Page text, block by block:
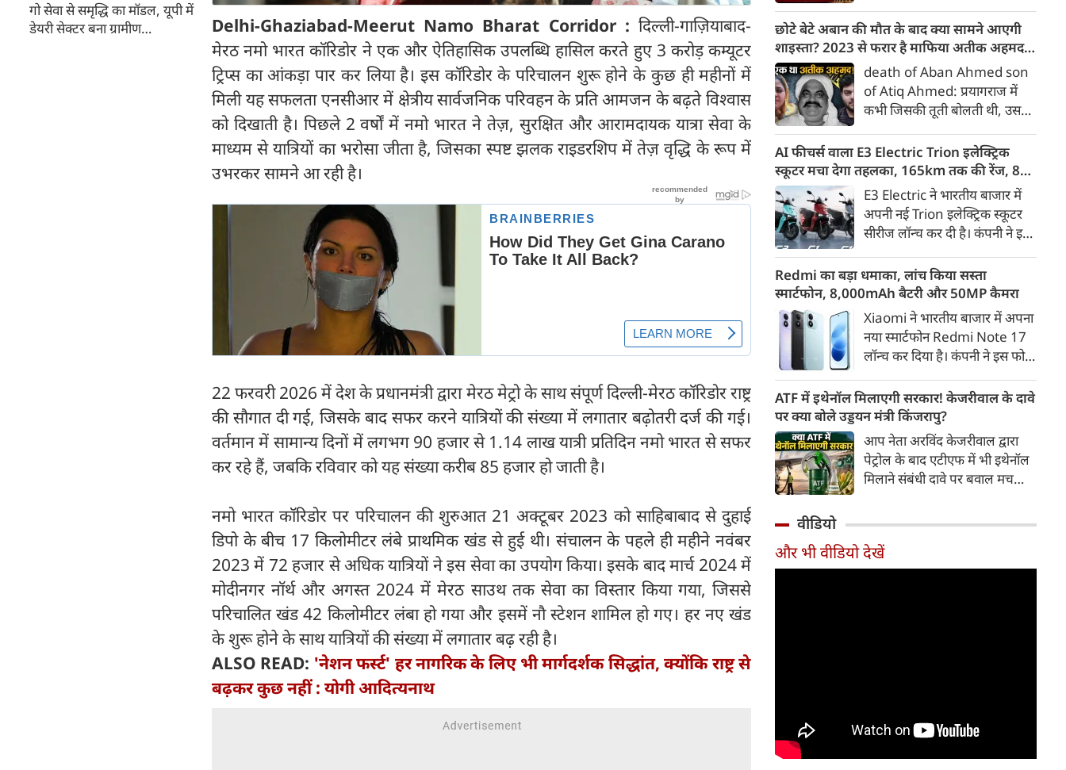
गो सेवा से समृद्धि का मॉडल, यूपी में
डेयरी सेक्टर बना ग्रामीण
Delhi-Ghaziabad-Meerut Namo Bharat Corridor : दिल्ली-गाज़ियाबाद-
मेरठ नमो भारत कॉरिडोर ने एक और ऐतिहासिक उपलब्धि हासिल करते हुए 3 करोड़ कम्यूटर
ट्रिप्स का आंकड़ा पार कर लिया है। इस कॉरिडोर के परिचालन शुरू होने के कुछ ही महीनों में
मिली यह सफलता एनसीआर में क्षेत्रीय सार्वजनिक परिवहन के प्रति आमजन के बढ़ते विश्वास
को दिखाती है। पिछले 2 वर्षों में नमो भारत ने तेज़, सुरक्षित और आरामदायक यात्रा सेवा के
माध्यम से यात्रियों का भरोसा जीता है, जिसका स्पष्ट झलक राइडरशिप में तेज़ वृद्धि के रूप में
उभरकर सामने आ रही है।
22 फरवरी 2026 में देश के प्रधानमंत्री द्वारा मेरठ मेट्रो के साथ संपूर्ण दिल्ली-मेरठ कॉरिडोर राष्ट्र
की सौगात दी गई, जिसके बाद सफर करने यात्रियों की संख्या में लगातार बढ़ोतरी दर्ज की गई।
वर्तमान में सामान्य दिनों में लगभग 90 हजार से 1.14 लाख यात्री प्रतिदिन नमो भारत से सफर
कर रहे हैं, जबकि रविवार को यह संख्या करीब 85 हजार हो जाती है।
नमो भारत कॉरिडोर पर परिचालन की शुरुआत 21 अक्टूबर 2023 को साहिबाबाद से दुहाई
डिपो के बीच 17 किलोमीटर लंबे प्राथमिक खंड से हुई थी। संचालन के पहले ही महीने नवंबर
2023 में 72 हजार से अधिक यात्रियों ने इस सेवा का उपयोग किया। इसके बाद मार्च 2024 में
मोदीनगर नॉर्थ और अगस्त 2024 में मेरठ साउथ तक सेवा का विस्तार किया गया, जिससे
परिचालित खंड 42 किलोमीटर लंबा हो गया और इसमें नौ स्टेशन शामिल हो गए। हर नए खंड
के शुरू होने के साथ यात्रियों की संख्या में लगातार बढ़ रही है।
ALSO READ: 'नेशन फर्स्ट' हर नागरिक के लिए भी मार्गदर्शक सिद्धांत, क्योंकि राष्ट्र से
बढ़कर कुछ नहीं : योगी आदित्यनाथ
किया है। सरकार ने AI से तैयार कंटेंट
पर स्पष्ट लेबल और पहचान योग्य
मेटाडेटा उपलब्ध कराना अनिवार्य
किया है। साथ ही, सरकारी या
न्यायालय के आदेश के आधार पर
गैरकानूनी जानकारी हटाने की
समयसीमा 36 घंटे से घटाकर 3 घंटे
कर दी गई है।
छोटे बेटे अबान की मौत के बाद क्या सामने आएगी
शाइस्ता? 2023 से फरार है माफिया अतीक अहमद
की पत्नी
death of Aban Ahmed son
of Atiq Ahmed: प्रयागराज में
कभी जिसकी तूती बोलती थी, उस
अहमद के कुनबे पर कानून और
किस्मत की दोहरी मार पड़ रही है।
जिस झांसी जिले में अप्रैल 2023 में
अतीक के एनकाउंटर में मारे गए बेटे
असद की सांसें थमी थीं, उसी झांसी में
अब उसके छोटे बेटे अबान की भीषण
सड़क दुर्घटना में जान चली गई है।
AI फीचर्स वाला E3 Electric Trion इलेक्ट्रिक
स्कूटर मचा देगा तहलका, 165km तक की रेंज, 8
साल की बैटरी वारंटी, कीमत जानेंगे तो हो जाएंगे
हैरान
E3 Electric ने भारतीय बाजार में
अपनी नई Trion इलेक्ट्रिक स्कूटर
सीरीज लॉन्च कर दी है। कंपनी ने इसे
पेश किया है। Trion की शुरुआती
कीमत 99,999 रुपए (एक्स-शोरूम,
बेंगलुरु) रखी गई है। फिलहाल इसकी
बुकिंग बेंगलुरु के ग्राहकों के लिए
कंपनी की आधिकारिक वेबसाइट के
जरिए शुरू की गई है। आने वाले समय
में इसे दूसरे शहरों में भी उपलब्ध
कराया जाएगा।
Redmi का बड़ा धमाका, लांच किया सस्ता
स्मार्टफोन, 8,000mAh बैटरी और 50MP कैमरा
Xiaomi ने भारतीय बाजार में अपना
नया स्मार्टफोन Redmi Note 17
लॉन्च कर दिया है। कंपनी ने इस फोन
डिस्प्ले, 8,000mAh की बड़ी बैटरी
और Qualcomm Snapdragon
चिपसेट के साथ पेश किया है। फोन में
50MP का मेन कैमरा दिया गया है।
इसके अलावा Redmi Note 17 में
Corning Gorilla Glass 7i
चेसिस जैसे फीचर्स मिलते हैं।
ATF में इथेनॉल मिलाएगी सरकार! केजरीवाल के दावे
पर क्या बोले उड्डयन मंत्री किंजरापु?
आप नेता अरविंद केजरीवाल द्वारा
पेट्रोल के बाद एटीएफ में भी इथेनॉल
मिलाने संबंधी दावे पर बवाल मच
इथेनॉल मिलाने की कोई योजना नहीं
है।
वीडियो
और भी वीडियो देखें